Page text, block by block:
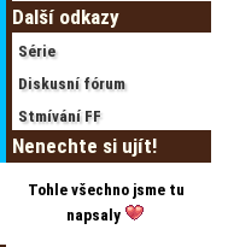
Další odkazy
Série
Diskusní fórum
Stmívání FF
Nenechte si ujít!
Tohle všechno jsme tu
napsaly